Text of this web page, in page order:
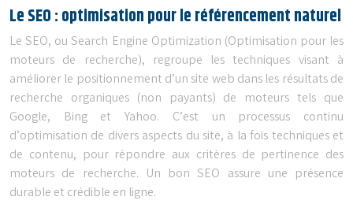
Le SEO : optimisation pour le référencement naturel
Le SEO, ou Search Engine Optimization (Optimisation pour les
moteurs de recherche), regroupe les techniques visant à
améliorer le positionnement d’un site web dans les résultats de
recherche organiques (non payants) de moteurs tels que
Google, Bing et Yahoo. C’est un processus continu
d’optimisation de divers aspects du site, à la fois techniques et
de contenu, pour répondre aux critères de pertinence des
moteurs de recherche. Un bon SEO assure une présence
durable et crédible en ligne.